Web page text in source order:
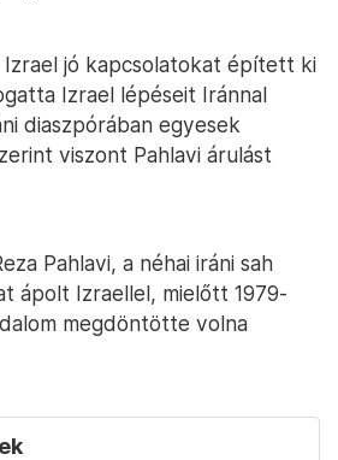
jó kapcsolatokat épített ki
Izrael lépéseit Iránnal
diaszpórában egyesek
viszont Pahlavi árulást
Pahlavi, a néhai iráni sah
ápolt Izraellel, mielőtt 1979-
megdöntötte volna